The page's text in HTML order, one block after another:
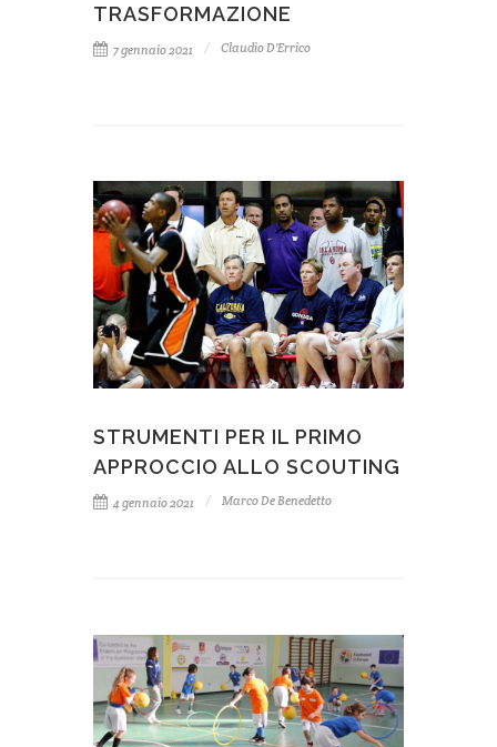
TRASFORMAZIONE
7 gennaio 2021 Claudio D'Errico
STRUMENTI PER IL PRIMO
APPROCCIO ALLO SCOUTING
4 gennaio 2021 Marco De Benedetto